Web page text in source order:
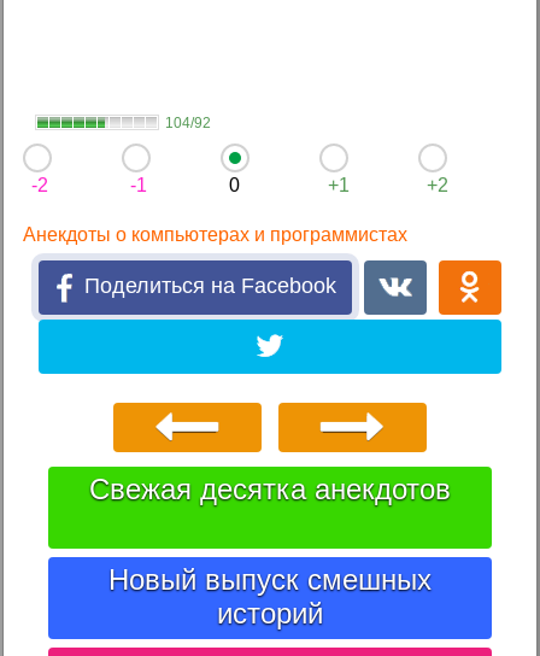
104/92
-2 -1 0 +1 +2
Анекдоты о компьютерах и программистах
Поделиться на Facebook
Свежая десятка анекдотов
Новый выпуск смешных
историй